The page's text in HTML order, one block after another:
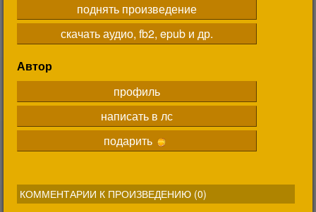
поднять произведение
скачать аудио, fb2, epub и др.
Автор
профиль
написать в лс
подарить
КОММЕНТАРИИ К ПРОИЗВЕДЕНИЮ (0)